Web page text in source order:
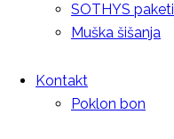
SOTHYS paketi
Muška šišanja
Kontakt
Poklon bon